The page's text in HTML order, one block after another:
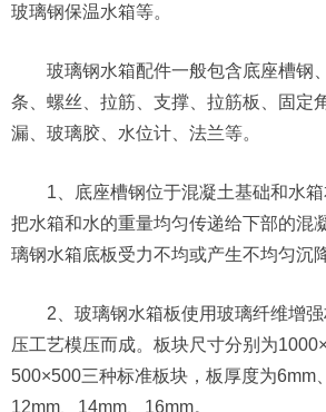
玻璃钢保温水箱等。
玻璃钢水箱配件一般包含底座槽钢
条、螺丝、拉筋、支撑、拉筋板、固定
漏、玻璃胶、水位计、法兰等。
1、底座槽钢位于混凝土基础和水
把水箱和水的重量均匀传递给下部的混
璃钢水箱底板受力不均或产生不均匀沉降
2、玻璃钢水箱板使用玻璃纤维增
压工艺模压而成。板块尺寸分别为
500×500三种标准板块，板厚度为6mm
12mm、14mm、16mm。